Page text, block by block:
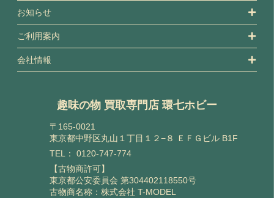
お知らせ
ご利用案内
会社情報
趣味の物 買取専門店 環七ホビー
〒165-0021
東京都中野区丸山１丁目１２−８ ＥＦＧビル B1F
TEL： 0120-747-774
【古物商許可】
東京都公安委員会 第304402118550号
古物商名称：株式会社 T-MODEL